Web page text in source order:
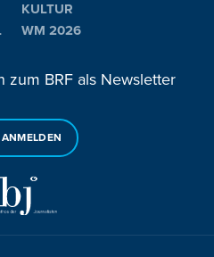
KULTUR
WM 2026
zum BRF als Newsletter